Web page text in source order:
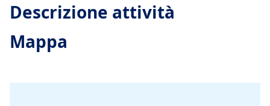
Descrizione attività
Mappa